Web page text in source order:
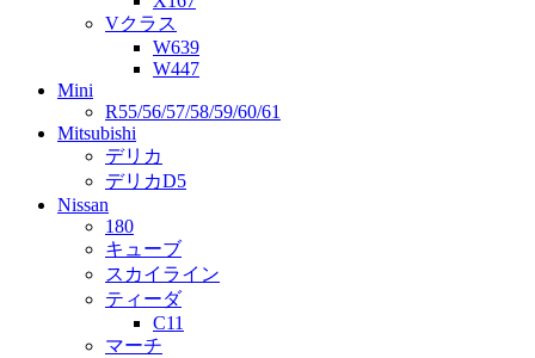
Vクラス
W639
W447
Mini
R55/56/57/58/59/60/61
Mitsubishi
デリカ
デリカD5
Nissan
180
キューブ
スカイライン
ティーダ
C11
マーチ